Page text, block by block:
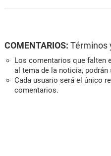
COMENTARIOS: Términos
Los comentarios que falten
al tema de la noticia, podrán
Cada usuario será el único
comentarios.